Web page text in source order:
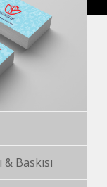
Baskısı